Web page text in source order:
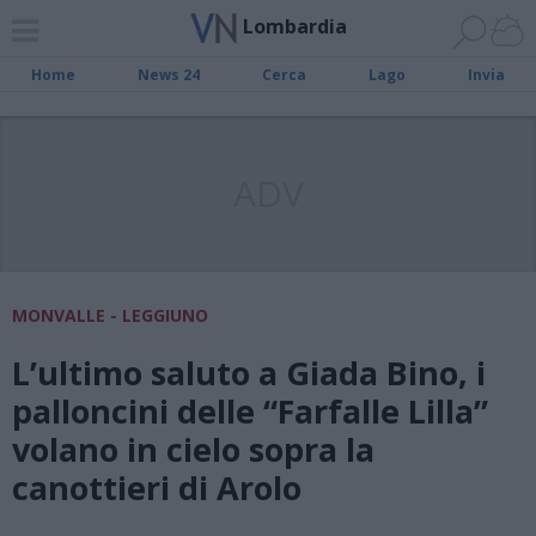
Lombardia
Home News 24 Cerca Lago Invia
MONVALLE - LEGGIUNO
L’ultimo saluto a Giada Bino, i
palloncini delle “Farfalle Lilla”
volano in cielo sopra la
canottieri di Arolo